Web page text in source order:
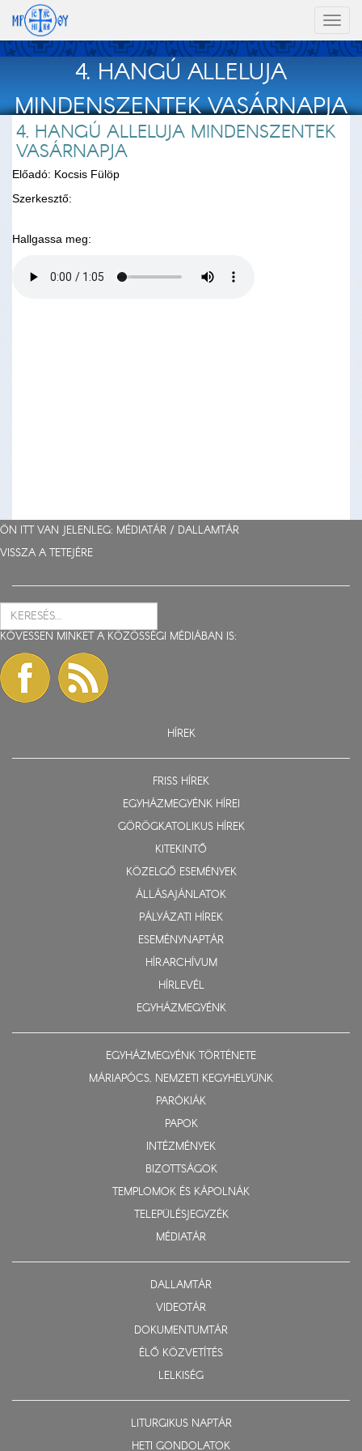
4. HANGÚ ALLELUJA
MINDENSZENTEK VASÁRNAPJA
4. HANGÚ ALLELUJA MINDENSZENTEK
VASÁRNAPJA
Előadó: Kocsis Fülöp
Szerkesztő:
Hallgassa meg:
ÖN ITT VAN JELENLEG: MÉDIATÁR / DALLAMTÁR
VISSZA A TETEJÉRE
KÖVESSEN MINKET A KÖZÖSSÉGI MÉDIÁBAN IS:
HÍREK
FRISS HÍREK
EGYHÁZMEGYÉNK HÍREI
GÖRÖGKATOLIKUS HÍREK
KITEKINTŐ
KÖZELGŐ ESEMÉNYEK
ÁLLÁSAJÁNLATOK
PÁLYÁZATI HÍREK
ESEMÉNYNAPTÁR
HÍRARCHÍVUM
HÍRLEVÉL
EGYHÁZMEGYÉNK
EGYHÁZMEGYÉNK TÖRTÉNETE
MÁRIAPÓCS, NEMZETI KEGYHELYÜNK
PARÓKIÁK
PAPOK
INTÉZMÉNYEK
BIZOTTSÁGOK
TEMPLOMOK ÉS KÁPOLNÁK
TELEPÜLÉSJEGYZÉK
MÉDIATÁR
DALLAMTÁR
VIDEOTÁR
DOKUMENTUMTÁR
ÉLŐ KÖZVETÍTÉS
LELKISÉG
LITURGIKUS NAPTÁR
HETI GONDOLATOK